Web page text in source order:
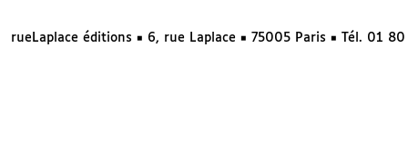
rueLaplace éditions ◼ 6, rue Laplace ◼ 75005 Paris ◼ Tél. 01